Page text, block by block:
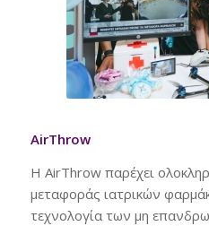
AirThrow
H AirThrow παρέχει
μεταφοράς ιατρικών
τεχνολογία των μη